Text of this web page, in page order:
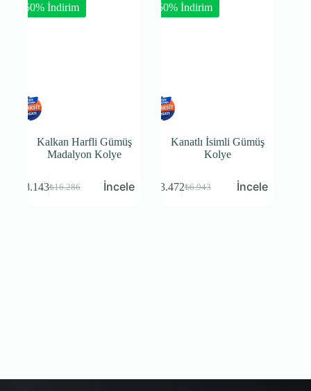
-50% İndirim
Kalkan Harfli Gümüş
Madalyon Kolye
₺16.286
8.143
-50% İndirim
Kanatlı İsimli Gümüş
Kolye
₺6.943
3.472